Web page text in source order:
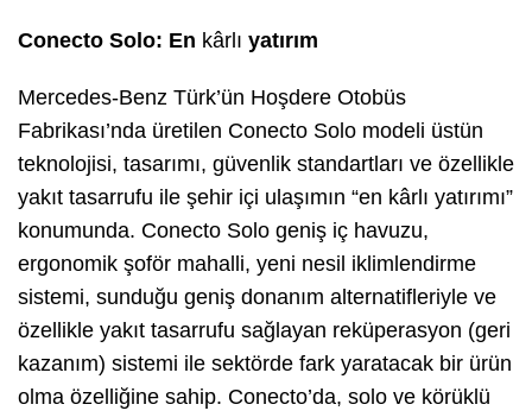
Conecto Solo: En kârlı yatırım
Mercedes-Benz Türk’ün Hoşdere Otobüs
Fabrikası’nda üretilen Conecto Solo modeli üstün
teknolojisi, tasarımı, güvenlik standartları ve özellikle
yakıt tasarrufu ile şehir içi ulaşımın “en kârlı yatırımı”
konumunda. Conecto Solo geniş iç havuzu,
ergonomik şoför mahalli, yeni nesil iklimlendirme
sistemi, sunduğu geniş donanım alternatifleriyle ve
özellikle yakıt tasarrufu sağlayan reküperasyon (geri
kazanım) sistemi ile sektörde fark yaratacak bir ürün
olma özelliğine sahip. Conecto’da, solo ve körüklü